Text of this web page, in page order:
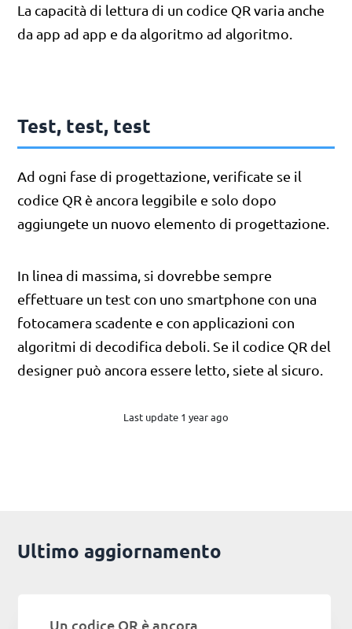
La capacità di lettura di un codice QR varia anche
da app ad app e da algoritmo ad algoritmo.
Test, test, test
Ad ogni fase di progettazione, verificate se il
codice QR è ancora leggibile e solo dopo
aggiungete un nuovo elemento di progettazione.
In linea di massima, si dovrebbe sempre
effettuare un test con uno smartphone con una
fotocamera scadente e con applicazioni con
algoritmi di decodifica deboli. Se il codice QR del
designer può ancora essere letto, siete al sicuro.
Last update 1 year ago
Ultimo aggiornamento
Un codice QR è ancora